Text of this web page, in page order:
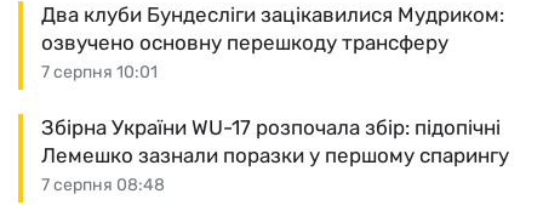
7 серпня 10:01
Два клуби Бундесліги зацікавилися Мудриком:
озвучено основну перешкоду трансферу
7 серпня 08:48
Збірна України WU-17 розпочала збір: підопічні
Лемешко зазнали поразки у першому спарингу